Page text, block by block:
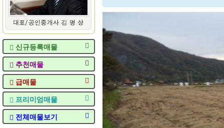
신규등록매물
추천매물
급매물
프리미엄매물
전체매물보기